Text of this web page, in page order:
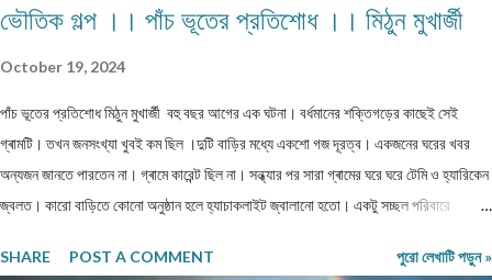
ভৌতিক গল্প ।। পাঁচ ভূতের প্রতিশোধ ।। মিঠুন মুখার্জী
October 19, 2024
পাঁচ ভূতের প্রতিশোধ মিঠুন মুখার্জী বহু বছর আগের এক ঘটনা। বর্ধমানের শক্তিগড়ের কাছেই সেই
গ্ৰামটি। তখন জনসংখ্যা খুবই কম ছিল ।দুটি বাড়ির মধ্যে একশো গজ দূরত্ব। একজনের ঘরের খবর
অন্যজন জানতে পারতেন না। গ্ৰামে কারেন্ট ছিল না। সন্ধ্যার পর সারা গ্ৰামের ঘরে ঘরে টেমি ও হ্যারিকেন
জ্বলত। কারো বাড়িতে কোনো অনুষ্ঠান হলে হ্যাচাকলাইট জ্বালানো হতো। একটু সচ্ছল পরিবারে
পাওয়া যেত না। ঐ গ্ৰাম থেকে বাজারের দূরত্ব তিন কিলোমিটার হবে। বাজারে সন্ধ্যার পর জেনারেটরের
SHARE POST A COMMENT পুরো লেখাটি পড়ুন »